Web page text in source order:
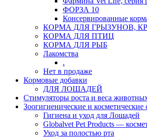
ФОРЗА 10
Консервированные
КОРМА ДЛЯ ГРЫЗУНОВ,
КОРМА ДЛЯ ПТИЦ
КОРМА ДЛЯ РЫБ
Лакомства
.
Нет в продаже
Кормовые добавки
ДЛЯ ЛОШАДЕЙ
Стимуляторы роста и веса
Зоогигиенические и косметические
Гигиена и уход для Лошадей
Globalvet Pet Products —
Уход за полостью рта